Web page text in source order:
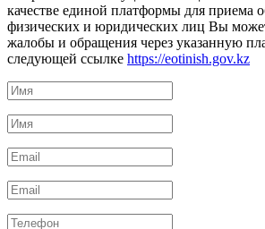
качестве единой платформы для приема
физических и юридических лиц Вы
жалобы и обращения через указанную
следующей ссылке https://eotinish.gov.kz